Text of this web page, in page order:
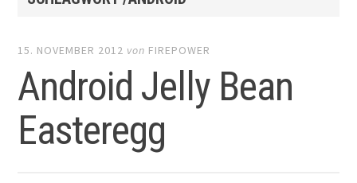
15. NOVEMBER 2012 von FIREPOWER
Android Jelly Bean
Easteregg